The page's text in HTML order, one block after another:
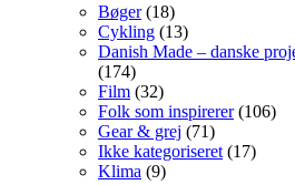
Bøger(18)
Cykling (13)
Danish Made – danske
(174)
Film (32)
Folk som inspirerer(106)
Gear & grej (71)
Ikke kategoriseret (17)
Klima (9)